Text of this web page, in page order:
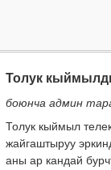
Толук
боюнча админ
Толук кыймыл
жайгаштыруу
аны ар кандай